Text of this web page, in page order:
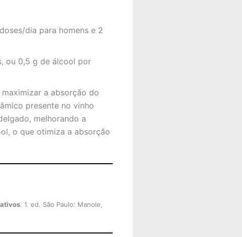
dia para homens e 2
ou 0,5 g de álcool por
maximizar a absorção do
presente no vinho
melhorando a
o que otimiza a absorção
. 1. ed. São Paulo: Manole,